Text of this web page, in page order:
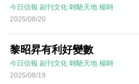
今日信報 副刊文化 翺馳天地 楊翺
2025/08/20
黎昭昇有利好變數
今日信報 副刊文化 翺馳天地 楊翺
2025/08/19